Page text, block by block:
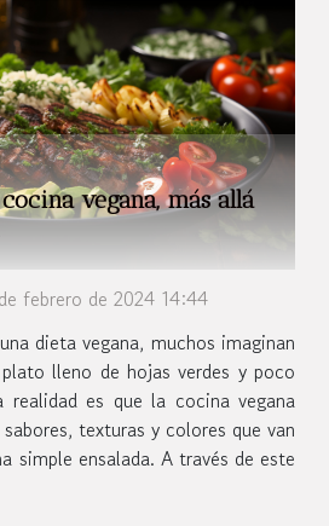
vegana, más allá
febrero de 2024 14:44
dieta vegana, muchos imaginan
lleno de hojas verdes y poco
es que la cocina vegana
texturas y colores que van
simple ensalada. A través de este